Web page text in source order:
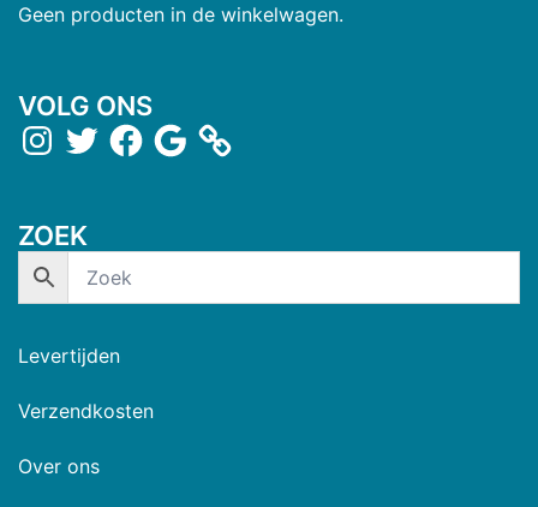
Geen producten in de winkelwagen.
VOLG ONS
ZOEK
Levertijden
Verzendkosten
Over ons